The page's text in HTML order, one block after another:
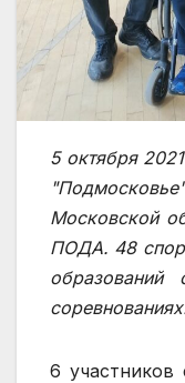
5 октября
Московской
ПОДА. 48
образований
6 участников